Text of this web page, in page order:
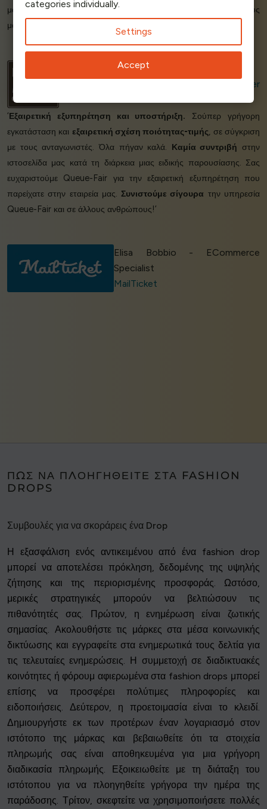
μας σύσταση για την αίθουσα αναμονής
στους αγαπημένους
μας φίλους. Περισσότερη δύναμη Queue-Fair!
Ana Margarita Capati
Power
‘Εξαιρετική εξυπηρέτηση και υποστήριξη. Σούπερ γρήγορη
εγκατάσταση και εξαιρετική σχέση ποιότητας-τιμής , σε σύγκριση
με τους ανταγωνιστές. Όλα πήγαν καλά. Καμία συντριβή στην
ιστοσελίδα μας κατά τη διάρκεια μιας ειδικής παρουσίασης. Σας
ευχαριστούμε Queue-Fair για την εξαιρετική εξυπηρέτηση που
παρείχατε στην εταιρεία μας. Συνιστούμε σίγουρα την υπηρεσία
Queue-Fair και σε άλλους ανθρώπους!’
Elisa Bobbio - ECommerce
Specialist
MailTicket
ΠΏΣ ΝΑ ΠΛΟΗΓΗΘΕΊΤΕ ΣΤΑ FASHION
DROPS
Συμβουλές για να σκοράρεις ένα Drop
Η εξασφάλιση ενός αντικειμένου από ένα fashion drop
μπορεί να αποτελέσει πρόκληση, δεδομένης της υψηλής
ζήτησης και της περιορισμένης προσφοράς. Ωστόσο,
μερικές στρατηγικές μπορούν να βελτιώσουν τις
πιθανότητές σας. Πρώτον, η ενημέρωση είναι ζωτικής
σημασίας. Ακολουθήστε τις μάρκες στα μέσα κοινωνικής
δικτύωσης και εγγραφείτε στα ενημερωτικά τους δελτία για
τις τελευταίες ενημερώσεις. Η συμμετοχή σε διαδικτυακές
κοινότητες ή φόρουμ αφιερωμένα στα fashion drops μπορεί
επίσης να προσφέρει πολύτιμες πληροφορίες και
ειδοποιήσεις. Δεύτερον, η προετοιμασία είναι το κλειδί.
Δημιουργήστε εκ των προτέρων έναν λογαριασμό στον
ιστότοπο της μάρκας και βεβαιωθείτε ότι τα στοιχεία
πληρωμής σας είναι αποθηκευμένα για μια γρήγορη
διαδικασία πληρωμής. Εξοικειωθείτε με τη διάταξη του
ιστότοπου για να πλοηγηθείτε γρήγορα την ημέρα της
παράδοσης. Τρίτον, σκεφτείτε να χρησιμοποιήσετε πολλές